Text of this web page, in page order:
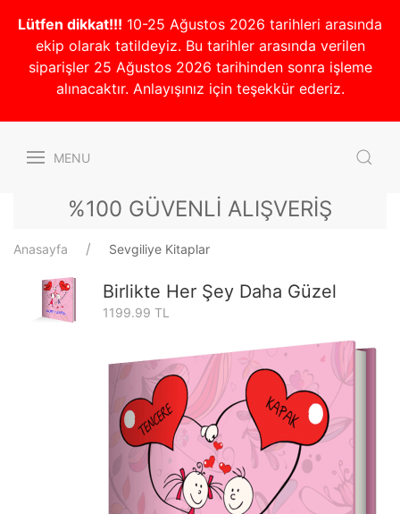
Lütfen dikkat!!! 10-25 Ağustos 2026 tarihleri arasında
ekip olarak tatildeyiz. Bu tarihler arasında verilen
siparişler 25 Ağustos 2026 tarihinden sonra işleme
alınacaktır. Anlayışınız için teşekkür ederiz.
MENU
%100 GÜVENLİ ALIŞVERİŞ
Anasayfa Sevgiliye Kitaplar
Birlikte Her Şey Daha Güzel
1199.99 TL